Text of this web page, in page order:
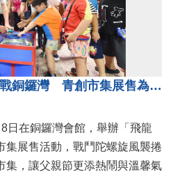
3對3戰鬥陀螺團體賽決戰銅鑼灣 青創市集展售為父親節增添繽紛
在銅鑼灣會館，舉辦「飛龍
集展售活動，戰鬥陀螺旋風襲捲
集，讓父親節更添熱鬧與溫馨氣